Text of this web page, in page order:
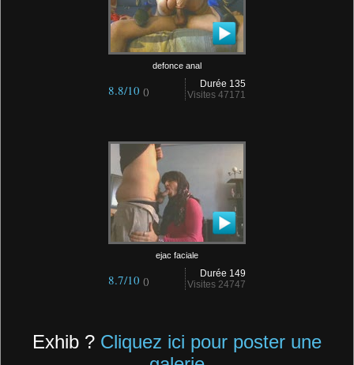
defonce anal
Durée 135
Visites 47171
8.8/10 ()
ejac faciale
Durée 149
Visites 24747
8.7/10 ()
Exhib ? Cliquez ici pour poster une